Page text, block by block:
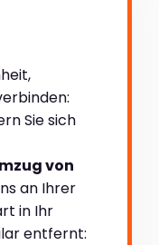
Sie sich
von
an Ihrer
in Ihr
entfernt: